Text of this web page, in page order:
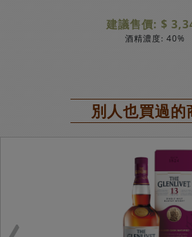
建議售價: $
酒精濃度: 40%
別人也買過的